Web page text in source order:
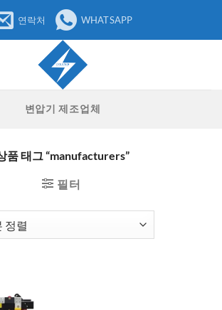
연락처 WHATSAPP
변압기 제조업체
품 태그 “manufacturers”
필터